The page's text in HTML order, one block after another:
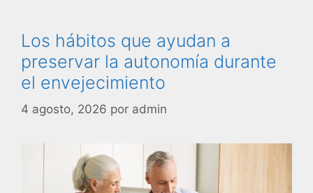
Los hábitos que ayudan a
preservar la autonomía durante
el envejecimiento
4 agosto, 2026 por admin